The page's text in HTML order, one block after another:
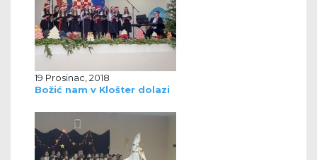
19 Prosinac, 2018
Božić nam v Klošter dolazi